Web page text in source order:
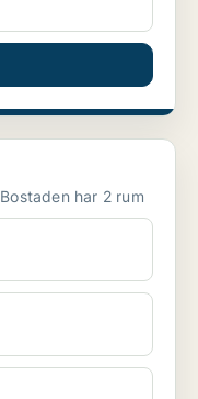
Lägenhet att hyra på Södermalm Bostaden har 2 rum